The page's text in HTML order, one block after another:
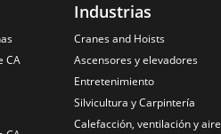
CA
Industrias
Cranes and Hoists
Ascensores y elevadores
Entretenimiento
Silvicultura y Carpintería
Calefacción, ventilación y aire